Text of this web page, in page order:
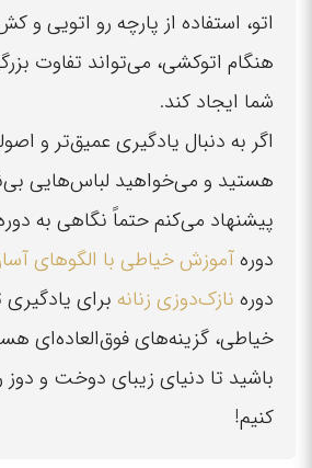
اتو، استفاده از پارچه رو اتویی و
هنگام اتوکشی، می‌تواند تفاوت
شما ایجاد کند.
اگر به دنبال یادگیری عمیق‌تر و
هستید و می‌خواهید لباس‌هایی
پیشنهاد می‌کنم حتماً نگاهی به
دورهآموزش خیاطی با الگوهای
دوره نازک‌دوزی زنانه برای
خیاطی، گزینه‌های فوق‌العاده‌ای
باشید تا دنیای زیبای دوخت و
کنیم!